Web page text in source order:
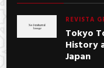
REVISTA
Tokyo
History
Japan